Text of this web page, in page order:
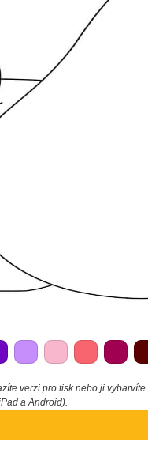
verzi pro tisk nebo ji vybarvíte
a Android).